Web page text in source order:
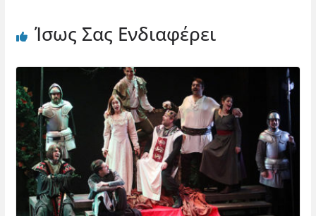
Ίσως Σας Ενδιαφέρει